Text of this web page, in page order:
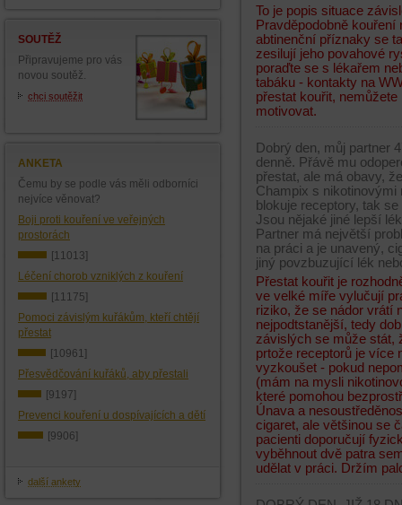
SOUTĚŽ
Připravujeme pro vás
novou soutěž.
chci soutěžit
ANKETA
Čemu by se podle vás měli odborníci
nejvíce věnovat?
Boji proti kouření ve veřejných
prostorách
[11013]
Léčení chorob vzniklých z kouření
[11175]
Pomoci závislým kuřákům, kteří chtějí
přestat
[10961]
Přesvědčování kuřáků, aby přestali
[9197]
Prevenci kouření u dospívajících a dětí
[9906]
další ankety
To je popis situace
Pravděpodobně
abtinenční příznaky se
zesilují jeho povahové
poraďte se s lékařem
tabáku - kontakty na
přestat kouřit,
motivovat.
Dobrý den, můj partner
denně. Přávě mu
přestat, ale má obavy,
Champix s
blokuje receptory, tak
Jsou nějaké jiné lepší
Partner má největší
na práci a je unavený,
jiný povzbuzující lék
Přestat kouřit je
ve velké míře vylučují
riziko, že se nádor vrátí
nejpodtstanější, tedy
závislých se může stát,
prtože receptorů je více
vyzkoušet - pokud
(mám na mysli
které pomohou
Únava a
cigaret, ale většinou se
pacienti doporučují
vyběhnout dvě patra
udělat v práci. Držím